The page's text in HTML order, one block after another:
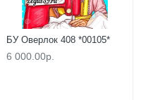
БУ Оверлок 408 *00105*
6 000.00р.